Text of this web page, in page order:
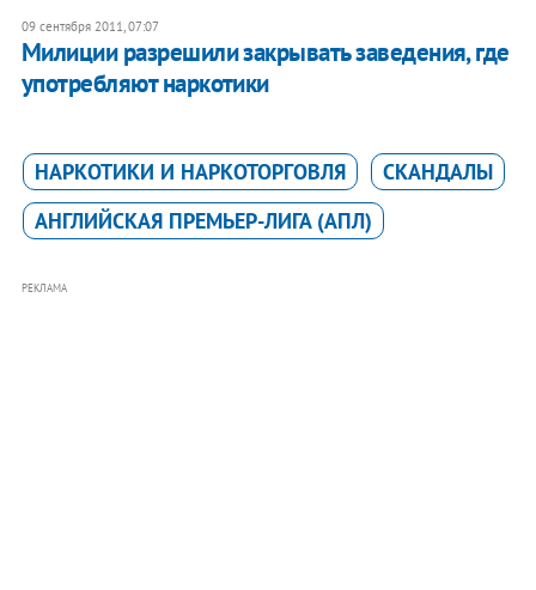
09 сентября 2011, 07:07
​Милиции разрешили закрывать заведения, где
употребляют наркотики
НАРКОТИКИ И НАРКОТОРГОВЛЯ
СКАНДАЛЫ
АНГЛИЙСКАЯ ПРЕМЬЕР-ЛИГА (АПЛ)
РЕКЛАМА